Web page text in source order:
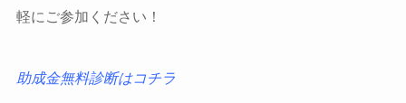
軽にご参加ください！
助成金無料診断はコチラ